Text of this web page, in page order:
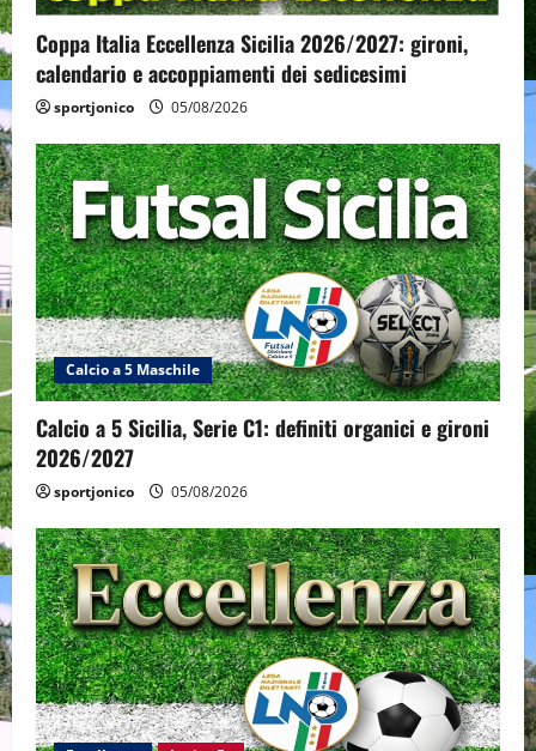
Coppa Italia Eccellenza Sicilia 2026/2027: gironi,
calendario e accoppiamenti dei sedicesimi
sportjonico 05/08/2026
Calcio a 5 Maschile
Calcio a 5 Sicilia, Serie C1: definiti organici e gironi
2026/2027
sportjonico 05/08/2026